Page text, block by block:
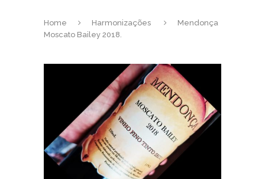
Home Harmonizações
Mendonça
Moscato Bailey 2018.